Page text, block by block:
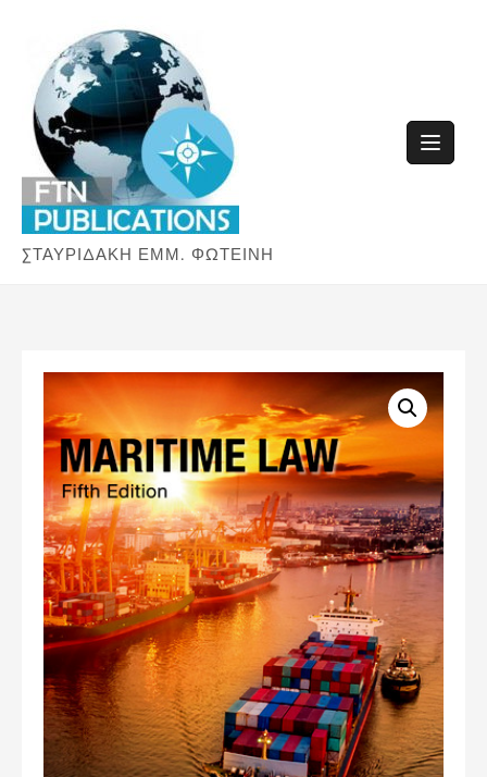
content
ΣΤΑΥΡΙΔΑΚΗ ΕΜΜ. ΦΩΤΕΙΝΗ